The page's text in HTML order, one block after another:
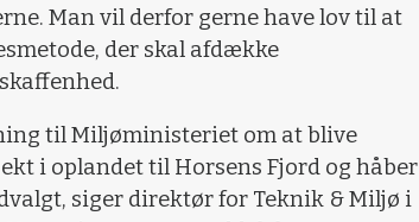
Man vil derfor gerne have lov til at
der skal afdække
til Miljøministeriet om at blive
i oplandet til Horsens Fjord og håber
siger direktør for Teknik & Miljø i